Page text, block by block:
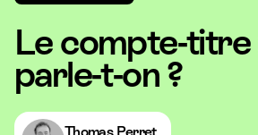
Le compte-titre
parle-t-on ?
Thomas Perret